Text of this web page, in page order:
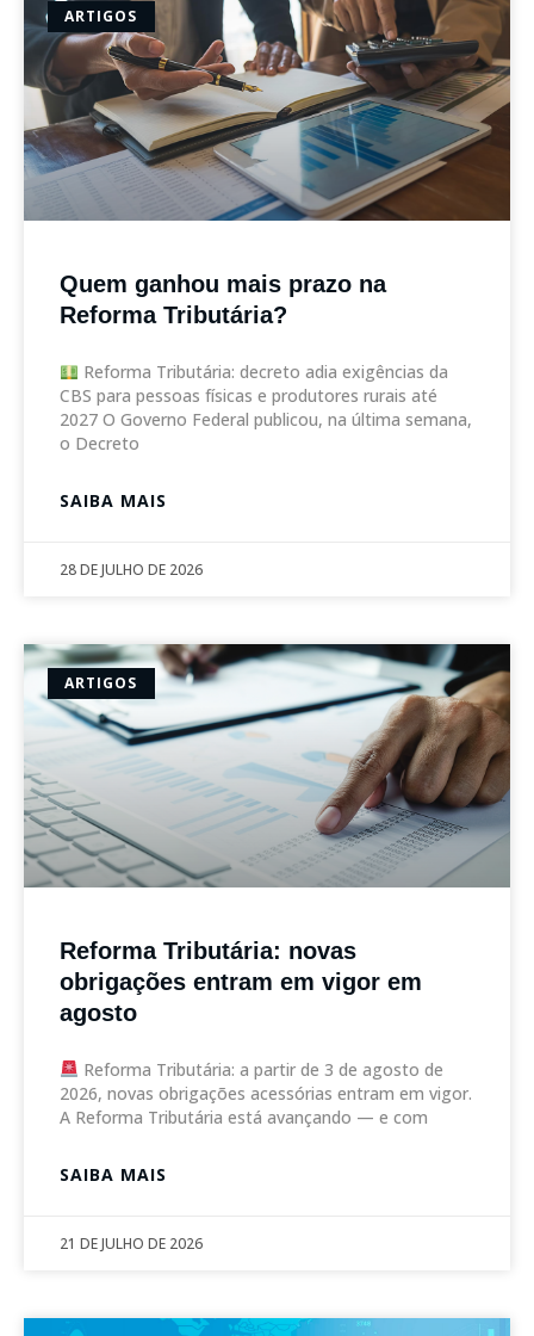
ARTIGOS
Quem ganhou mais prazo na
Reforma Tributária?
Reforma Tributária: decreto adia exigências da
CBS para pessoas físicas e produtores rurais até
2027 O Governo Federal publicou, na última semana,
o Decreto
SAIBA MAIS
28 DE JULHO DE 2026
ARTIGOS
Reforma Tributária: novas
obrigações entram em vigor em
agosto
Reforma Tributária: a partir de 3 de agosto de
2026, novas obrigações acessórias entram em vigor.
A Reforma Tributária está avançando — e com
SAIBA MAIS
21 DE JULHO DE 2026